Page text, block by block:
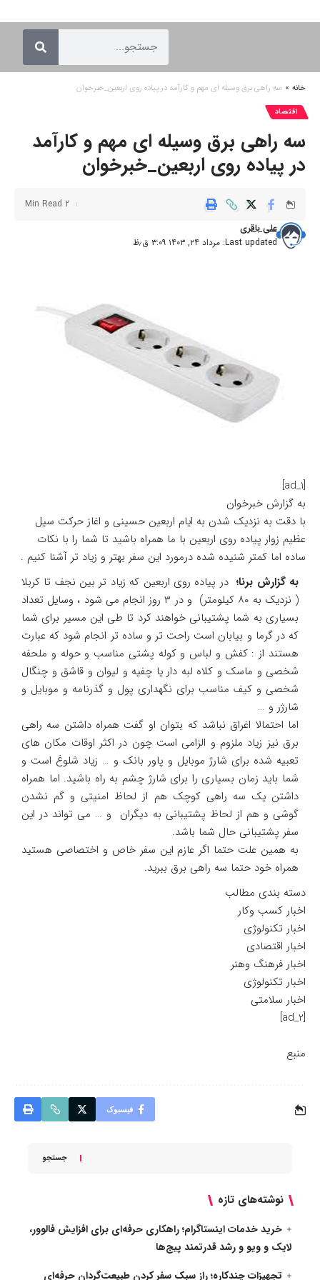
خانه » سه راهی برق وسیله ای مهم و کارآمد در پیاده روی اربعین_خبرخوان
اقتصاد
سه راهی برق وسیله ای مهم و کارآمد
در پیاده روی اربعین_خبرخوان
Last updated: مرداد ۲۴, ۱۴۰۳ ۳:۰۹ ق٫ظ
علی باقری
2 Min Read
[ad_1]
به گزارش خبرخوان
با دقت به نزدیک شدن به ایام اربعین حسینی و اغاز حرکت سیل
عظیم زوار پیاده روی اربعین با ما همراه باشید تا شما را با نکات
ساده اما کمتر شنیده شده درمورد این سفر بهتر و زیاد تر آشنا کنیم .
به گزارش برنا؛در پیاده روی اربعین که زیاد تر بین نجف تا کربلا
( نزدیک به ۸۰ کیلومتر) و در ۳ روز انجام می شود ، وسایل تعداد
بسیاری به شما پشتیبانی خواهند کرد تا طی این مسیر برای شما
که در گرما و بیابان است راحت تر و ساده تر انجام شود که عبارت
هستند از : کفش و لباس و کوله پشتی مناسب و حوله و ملحفه
شخصی و ماسک و کلاه لبه دار یا چفیه و لیوان و قاشق و چنگال
شخصی و کیف مناسب برای نگهداری پول و گذرنامه و موبایل و
شارژر و …
اما احتمالا اغراق نباشد که بتوان او گفت همراه داشتن سه راهی
برق نیز زیاد ملزوم و الزامی است چون در اکثر اوقات مکان های
تعبیه شده برای شارژ موبایل و پاور بانک و … زیاد شلوغ است و
شما باید زمان بسیاری را برای شارژ چشم به راه باشید. اما همراه
داشتن یک سه راهی کوچک هم از لحاظ امنیتی و گم نشدن
گوشی و هم از لحاظ پشتیبانی به دیگران و … می تواند در این
سفر پشتیبانی حال شما باشد.
به همین علت حتما اگر عازم این سفر خاص و اختصاصی هستید
همراه خود حتما سه راهی برق ببرید.
دسته بندی مطالب
اخبار کسب وکار
اخبار تکنولوژی
اخبار اقتصادی
اخبار فرهنگ وهنر
اخبار تکنولوژی
اخبار سلامتی
[ad_2]
منبع
فیسبوک
جستجو
نوشته‌های تازه
خرید خدمات اینستاگرام؛ راهکاری حرفه‌ای برای افزایش فالوور،
لایک و ویو و رشد قدرتمند پیج‌ها
تجهیزات چندکاره؛ راز سبک سفر کردن طبیعت‌گردان حرفه‌ای